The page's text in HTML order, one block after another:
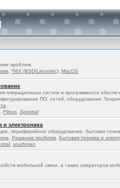
проблем.
*NIX (BSD/Linux/etc) MacOS
операционных систем и программного
ПО, сетей, оборудования.
Pilson Spectral
и электроника
периферийное оборудование, бытовая
Решение проблем Бытовая техника и
, southman
мобильной связи, а также операторов